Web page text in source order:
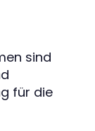
sind
für die